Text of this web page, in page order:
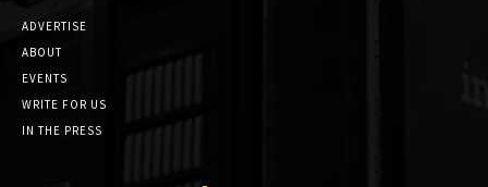
ADVERTISE
ABOUT
EVENTS
WRITE FOR US
IN THE PRESS